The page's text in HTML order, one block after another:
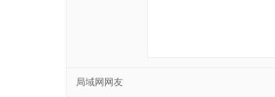
局域网网友